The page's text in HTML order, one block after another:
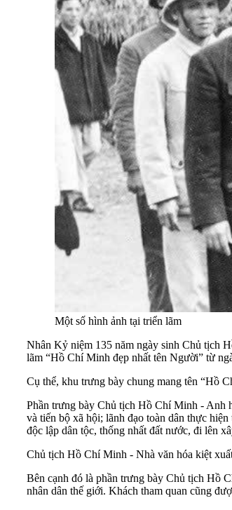
Một số hình ảnh tại triển lãm
Nhân Kỷ niệm 135 năm ngày sinh Chủ tịch
lãm “Hồ Chí Minh đẹp nhất tên Người” từ
Cụ thể, khu trưng bày chung mang tên “Hồ
Phần trưng bày Chủ tịch Hồ Chí Minh - Anh
và tiến bộ xã hội; lãnh đạo toàn dân thực
độc lập dân tộc, thống nhất đất nước, đi lên
Chủ tịch Hồ Chí Minh - Nhà văn hóa kiệt
Bên cạnh đó là phần trưng bày Chủ tịch Hồ
nhân dân thế giới. Khách tham quan cũng